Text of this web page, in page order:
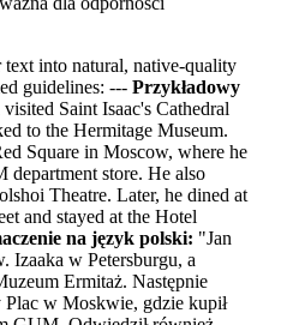
into natural, native-quality
guidelines: --- Przykładowy
Saint Isaac's Cathedral
to the Hermitage Museum.
Square in Moscow, where he
department store. He also
Theatre. Later, he dined at
and stayed at the Hotel
na język polski: "Jan
Izaaka w Petersburgu, a
Ermitaż. Następnie
w Moskwie, gdzie kupił